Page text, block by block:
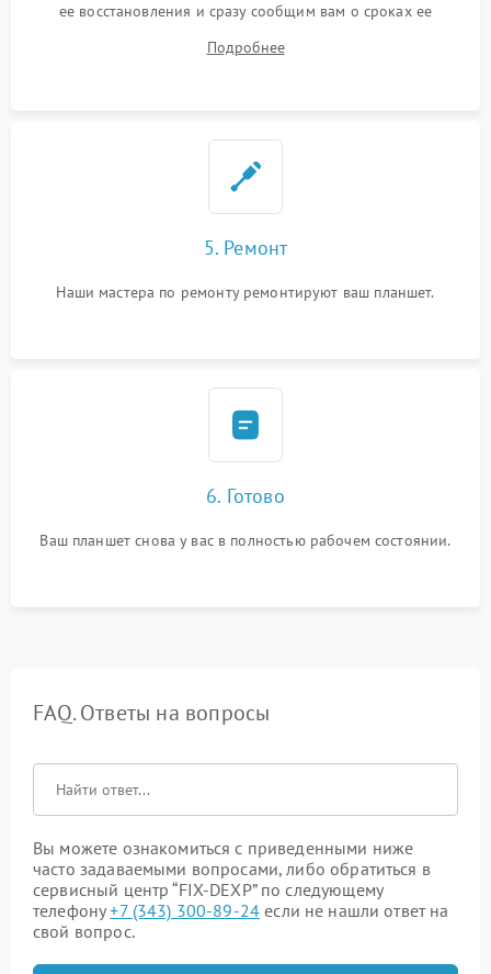
ее восстановления и сразу сообщим вам о сроках ее
Подробнее
5. Ремонт
Наши мастера по ремонту ремонтируют ваш планшет.
6. Готово
Ваш планшет снова у вас в полностью рабочем состоянии.
FAQ. Ответы на вопросы
Вы можете ознакомиться с приведенными ниже
часто задаваемыми вопросами, либо обратиться в
сервисный центр “FIX-DEXP” по следующему
телефону+7 (343) 300-89-24 если не нашли ответ на
свой вопрос.